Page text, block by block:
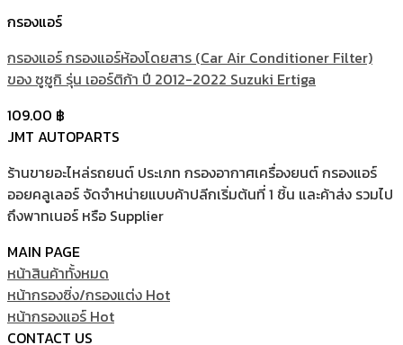
กรองแอร์
กรองแอร์ กรองแอร์ห้องโดยสาร (Car Air Conditioner Filter)
ของ ซูซูกิ รุ่น เออร์ติก้า ปี 2012-2022 Suzuki Ertiga
109.00 ฿
JMT AUTOPARTS
ร้านขายอะไหล่รถยนต์ ประเภท กรองอากาศเครื่องยนต์ กรองแอร์
ออยคลูเลอร์ จัดจำหน่ายแบบค้าปลีกเริ่มต้นที่ 1 ชิ้น และค้าส่ง รวมไป
ถึงพาทเนอร์ หรือ Supplier
MAIN PAGE
หน้าสินค้าทั้งหมด
หน้ากรองซิ่ง/กรองแต่ง
หน้ากรองแอร์
CONTACT US